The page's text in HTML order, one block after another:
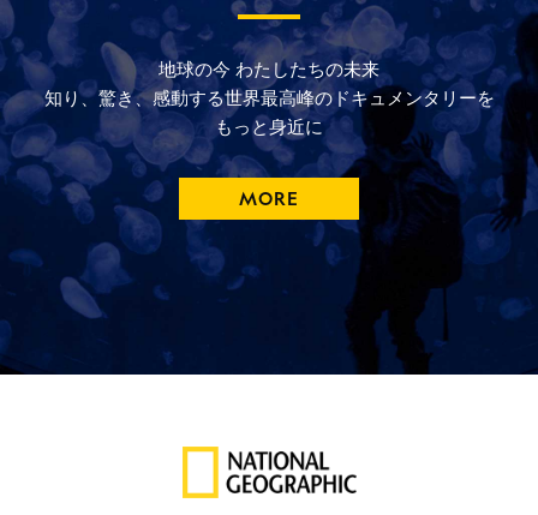
地球の今 わたしたちの未来
知り、驚き、感動する世界最高峰のドキュメンタリーを
もっと身近に
MORE